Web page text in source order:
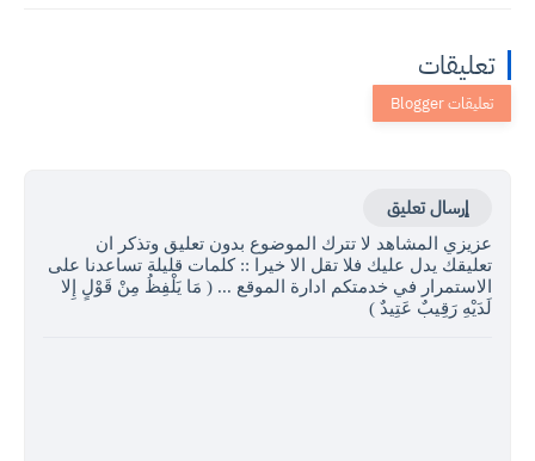
تعليقات
إرسال تعليق
عزيزي المشاهد لا تترك الموضوع بدون تعليق وتذكر ان
تعليقك يدل عليك فلا تقل الا خيرا :: كلمات قليلة تساعدنا على
الاستمرار في خدمتكم ادارة الموقع ... ( مَا يَلْفِظُ مِنْ قَوْلٍ إِلا
لَدَيْهِ رَقِيبٌ عَتِيدٌ )